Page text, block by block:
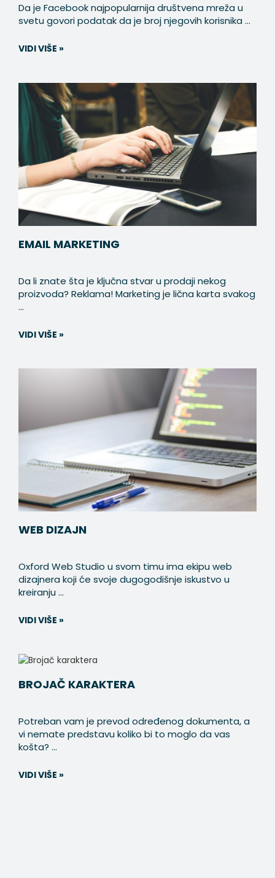
Da je Facebook najpopularnija društvena mreža u
svetu govori podatak da je broj njegovih korisnika ...
VIDI VIŠE »
EMAIL MARKETING
Da li znate šta je ključna stvar u prodaji nekog
proizvoda? Reklama! Marketing je lična karta svakog
...
VIDI VIŠE »
WEB DIZAJN
Oxford Web Studio u svom timu ima ekipu web
dizajnera koji će svoje dugogodišnje iskustvo u
kreiranju ...
VIDI VIŠE »
BROJAČ KARAKTERA
Potreban vam je prevod određenog dokumenta, a
vi nemate predstavu koliko bi to moglo da vas
košta? ...
VIDI VIŠE »